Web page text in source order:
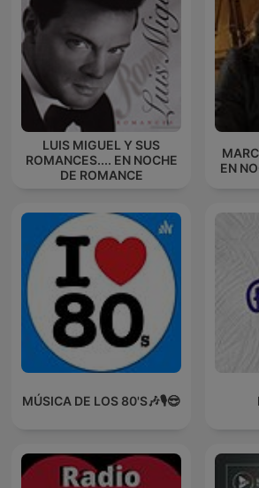
LUIS MIGUEL Y SUS
ROMANCES.... EN NOCHE
DE ROMANCE
EN
MÚSICA DE LOS 80'S🎶🎙️😎